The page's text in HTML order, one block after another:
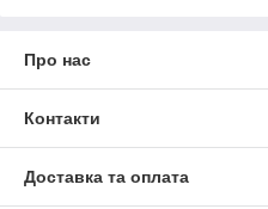
Про нас
Контакти
Доставка та оплата